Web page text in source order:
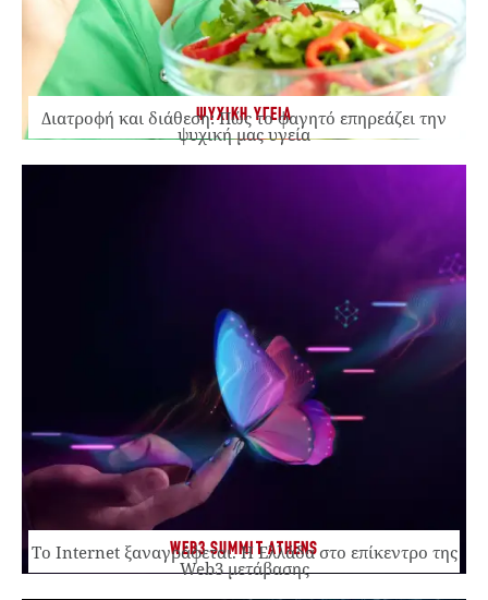
ΨΥΧΙΚΗ ΥΓΕΙΑ
Διατροφή και διάθεση: Πώς το φαγητό επηρεάζει την
ψυχική μας υγεία
WEB3 SUMMIT ATHENS
Το Internet ξαναγράφεται. Η Ελλάδα στο επίκεντρο της
Web3 μετάβασης